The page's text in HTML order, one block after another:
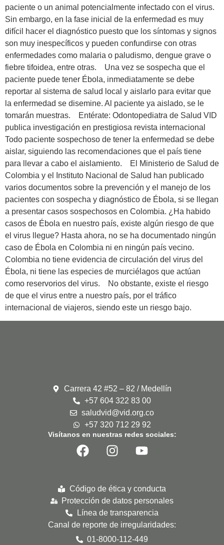
paciente o un animal potencialmente infectado con el virus.
Sin embargo, en la fase inicial de la enfermedad es muy
difícil hacer el diagnóstico puesto que los síntomas y signos
son muy inespecíficos y pueden confundirse con otras
enfermedades como malaria o paludismo, dengue grave o
fiebre tifoidea, entre otras. Una vez se sospecha que el
paciente puede tener Ébola, inmediatamente se debe
reportar al sistema de salud local y aislarlo para evitar que
la enfermedad se disemine. Al paciente ya aislado, se le
tomarán muestras. Entérate: Odontopediatra de Salud VID
publica investigación en prestigiosa revista internacional
Todo paciente sospechoso de tener la enfermedad se debe
aislar, siguiendo las recomendaciones que el país tiene
para llevar a cabo el aislamiento. El Ministerio de Salud de
Colombia y el Instituto Nacional de Salud han publicado
varios documentos sobre la prevención y el manejo de los
pacientes con sospecha y diagnóstico de Ébola, si se llegan
a presentar casos sospechosos en Colombia. ¿Ha habido
casos de Ébola en nuestro país, existe algún riesgo de que
el virus llegue? Hasta ahora, no se ha documentado ningún
caso de Ébola en Colombia ni en ningún país vecino.
Colombia no tiene evidencia de circulación del virus del
Ébola, ni tiene las especies de murciélagos que actúan
como reservorios del virus. No obstante, existe el riesgo
de que el virus entre a nuestro país, por el tráfico
internacional de viajeros, siendo este un riesgo bajo.
Carrera 42 #52 – 82 / Medellín
+57 604 322 83 00
saludvid@vid.org.co
+57 320 712 29 92
Visítanos en nuestras redes sociales:
Código de ética y conducta
Protección de datos personales
Línea de transparencia
Canal de reporte de irregularidades:
01-8000-112-449